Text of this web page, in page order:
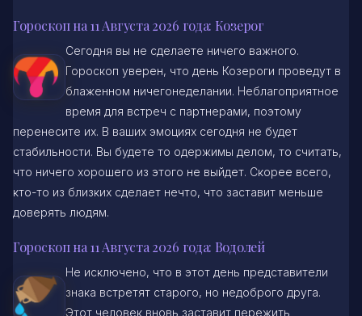
Гороскоп на 11 Августа 2026 года: Козерог
Сегодня вы не сделаете ничего важного.
Гороскоп уверен, что день Козероги проведут в
блаженном ничегонеделании. Неблагоприятное
время для встреч с партнерами, поэтому
перенесите их. В ваших эмоциях сегодня не будет
стабильности. Вы будете то одержимы делом, то считать,
что ничего хорошего из этого не выйдет. Скорее всего,
кто-то из близких сделает нечто, что заставит меньше
доверять людям.
Гороскоп на 11 Августа 2026 года: Водолей
Не исключено, что в этот день представители
знака встретят старого, но недоброго друга.
Этот человек вновь заставит пережить